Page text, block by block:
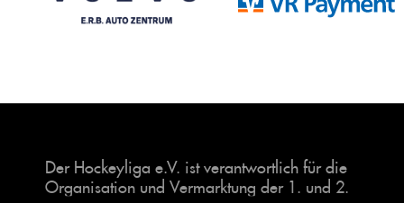
Der Hockeyliga e.V. ist verantwortlich für die
Organisation und Vermarktung der 1. und 2.